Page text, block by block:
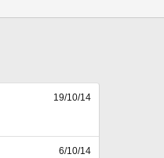
19/10/14
6/10/14